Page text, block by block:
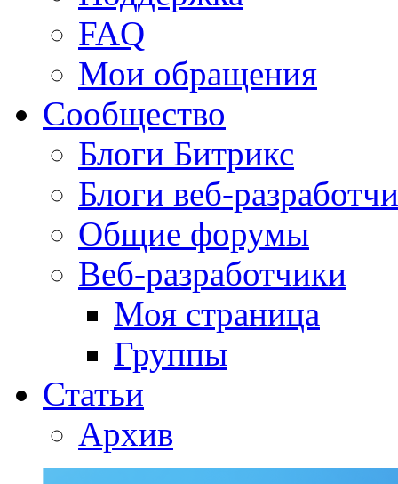
FAQ
Мои обращения
Сообщество
Блоги Битрикс
Блоги веб-
Общие форумы
Веб-разработчики
Моя страница
Группы
Статьи
Архив